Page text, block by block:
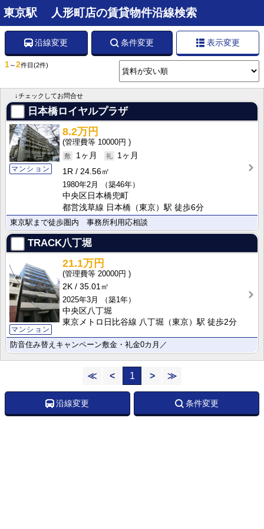
東京駅 人形町店の賃貸物件沿線検索
沿線変更 条件変更 表示変更
1～2件目 (2件)
↓チェックしてお問合せ
日本橋ロイヤルプラザ
マンション
8.2万円
10000円
1ヶ月
1ヶ月
1R
24.56㎡
1980年2月
（築46年）
中央区日本橋兜町
都営浅草線 日本橋（東京）駅 徒歩6分
東京駅まで徒歩圏内 事務所利用応相談
TRACK八丁堀
マンション
21.1万円
20000円
2K
35.01㎡
2025年3月
（築1年）
中央区八丁堀
東京メトロ日比谷線 八丁堀（東京）駅 徒歩2分
防音住み替えキャンペーン敷金・礼金0カ月／
≪ < 1 > ≫
沿線変更 条件変更